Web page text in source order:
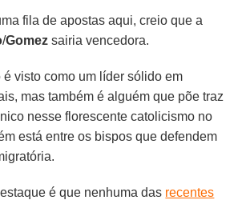
fila de apostas aqui, creio que a
/Gomez sairia vencedora.
é visto como um líder sólido em
mas também é alguém que põe traz
nesse florescente catolicismo no
está entre os bispos que defendem
é que nenhuma das recentes